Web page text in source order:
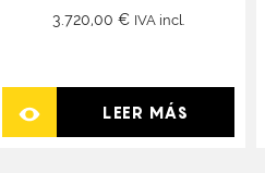
3.720,00€ IVA incl.
LEER MÁS